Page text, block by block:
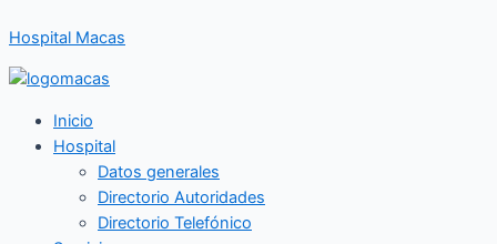
al
contenido
Hospital Macas
Inicio
Hospital
Datos generales
Directorio Autoridades
Directorio Telefónico